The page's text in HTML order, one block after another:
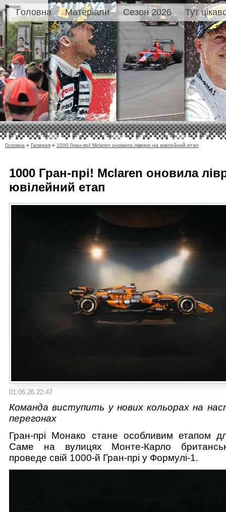
Головна Матеріали Сезон 2026 Тут
Головна » Галерея » 1000 Гран-прі! Mclaren оновила ліврею на ювілейний етап
1000 Гран-прі! Mclaren оновила
ювілейний етап
01.06.26 22:47
Команда виступить у нових кольорах на
перегонах
Гран-прі Монако стане особливим етапом
Саме на вулицях Монте-Карло
проведе свій 1000-й Гран-прі у Формулі-1.